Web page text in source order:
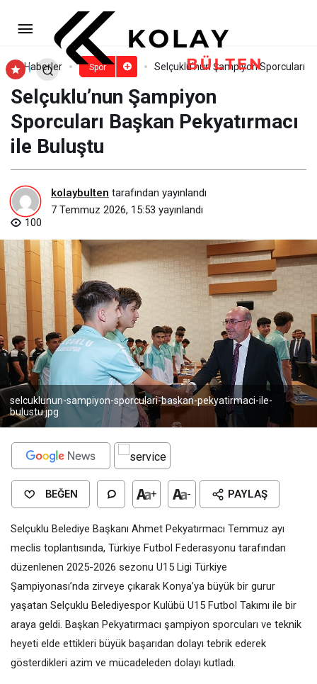
Haberler Spor Selçuklu’nun Şampiyon Sporcuları
Selçuklu’nun Şampiyon
Sporcuları Başkan Pekyatırmacı
ile Buluştu
kolaybulten tarafından yayınlandı
7 Temmuz 2026, 15:53 yayınlandı
100
selcuklunun-sampiyon-sporculari-baskan-pekyatirmaci-ile-
bulustu.jpg
BEĞEN + - PAYLAŞ
Selçuklu Belediye Başkanı Ahmet Pekyatırmacı Temmuz ayı
meclis toplantısında, Türkiye Futbol Federasyonu tarafından
düzenlenen 2025-2026 sezonu U15 Ligi Türkiye
Şampiyonası’nda zirveye çıkarak Konya’ya büyük bir gurur
yaşatan Selçuklu Belediyespor Kulübü U15 Futbol Takımı ile bir
araya geldi. Başkan Pekyatırmacı şampiyon sporcuları ve teknik
heyeti elde ettikleri büyük başarıdan dolayı tebrik ederek
gösterdikleri azim ve mücadeleden dolayı kutladı.
Atletlerimizden İzmir’de 9
Madalya Birden
Yorum Yap Paylaş